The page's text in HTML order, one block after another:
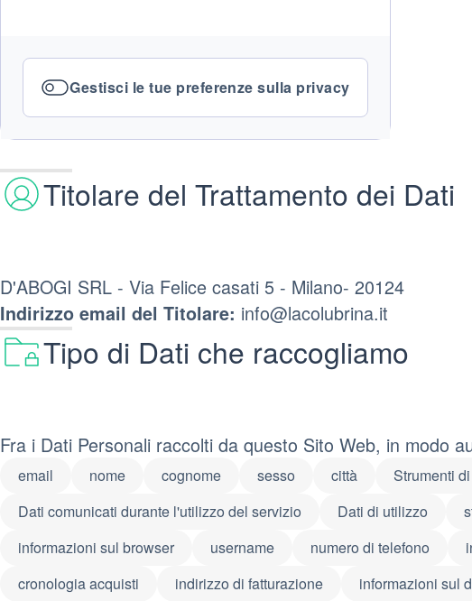
Gestisci le tue preferenze sulla privacy
Titolare del Trattamento dei Dati
D'ABOGI SRL - Via Felice casati 5 - Milano- 20124
Indirizzo email del Titolare: info@lacolubrina.it
Tipo di Dati che raccogliamo
Fra i Dati Personali raccolti da questo Sito Web, in modo
email nome cognome sesso città
Strumenti
Dati comunicati durante l'utilizzo del servizio
Dati di utilizzo
informazioni sul browser
username numero di telefono
cronologia acquisti
indirizzo di fatturazione informazioni sul